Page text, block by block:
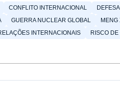
CONFLITO INTERNACIONAL
GUERRA NUCLEAR GLOBAL MENG
INTERNACIONAIS RISCO